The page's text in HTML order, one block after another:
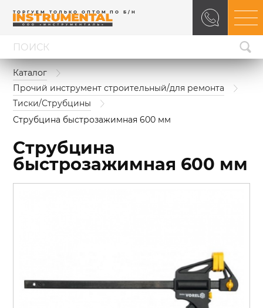
ТОРГУЕМ ТОЛЬКО ОПТОМ ПО Б/Н
Каталог
Прочий инструмент строительный/для ремонта
Тиски/Струбцины
Струбцина быстрозажимная 600 мм
Струбцина
быстрозажимная 600 мм